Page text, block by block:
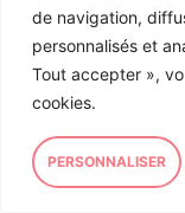
de navigation,
personnalisés et
Tout accepter »,
cookies.
PERSONNALISER
depuis
Au cœur du
regroupait
palliatifs et
majorité des
l’Assemblée